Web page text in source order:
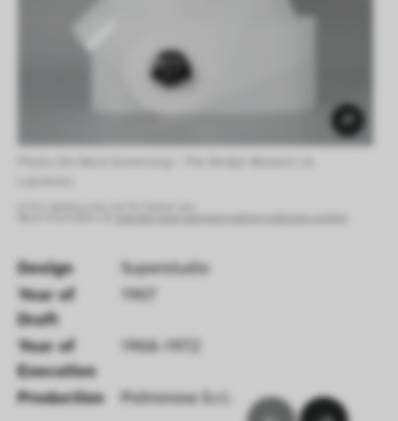
Design
Superstudio
Year of
Draft
1967
Year of
Execution
1968–1972
Production Poltronova S.r.l.